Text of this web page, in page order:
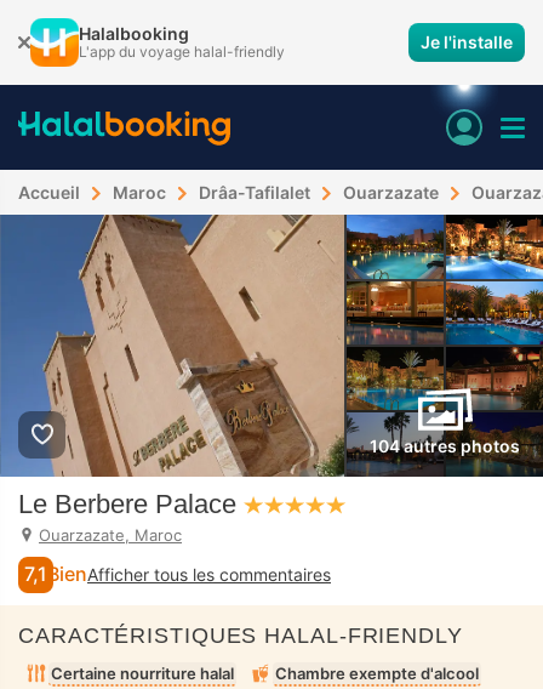
Halalbooking
L'app du voyage halal-friendly Je l'installe
Accueil Maroc Drâa-Tafilalet Ouarzazate
104 autres photos
Le Berbere Palace
Ouarzazate, Maroc
7,1 BienAfficher tous les commentaires
CARACTÉRISTIQUES HALAL-FRIENDLY
Certaine nourriture halal
Chambre exempte d'alcool